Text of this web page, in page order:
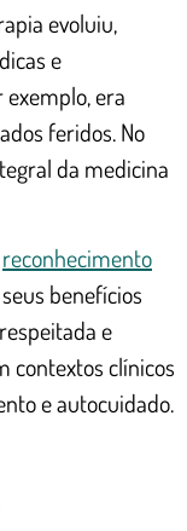
evoluiu,
e
exemplo, era
feridos. No
da medicina
reconhecimento
benefícios
e
contextos clínicos
e autocuidado.